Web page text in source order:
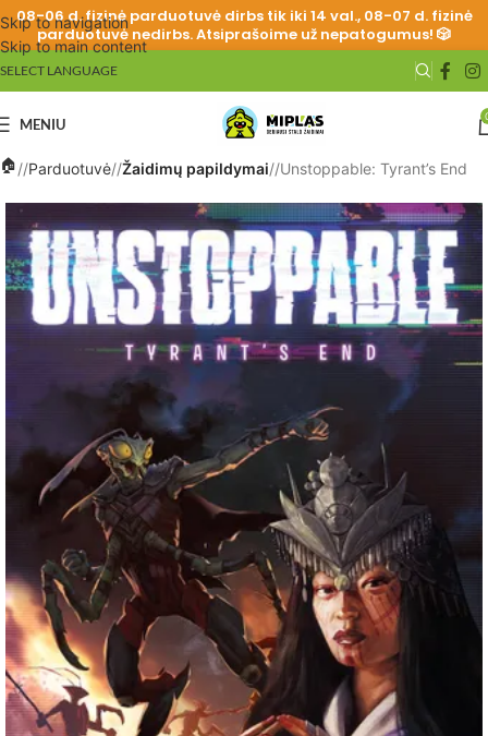
Skip to navigation
Skip to main content
08-06 d. fizinė parduotuvė dirbs tik iki 14 val., 08-07 d. fizinė
parduotuvė nedirbs. Atsiprašoime už nepatogumus! 🎲
SELECT LANGUAGE
MENIU
/ Parduotuvė/ Žaidimų papildymai/ Unstoppable: Tyrant’s End